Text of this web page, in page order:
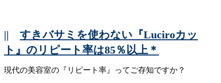
|| すきバサミを使わない『Luciroカッ
ト』のリピート率は85％以上＊
現代の美容室の『リピート率』ってご存知ですか？